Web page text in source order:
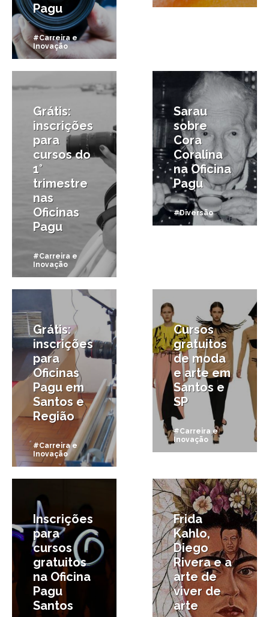
Pagu
#Carreira e
Inovação
18/01/2016
Grátis:
inscrições
para
cursos do
1°
trimestre
nas
Oficinas
Pagu
#Carreira e
Inovação
Sarau
sobre
Cora
Coralina
na Oficina
Pagu
#Diversão
4/04/2015
Grátis:
inscrições
para
Oficinas
Pagu em
Santos e
Região
#Carreira e
Inovação
Cursos
gratuitos
de moda
e arte em
Santos e
SP
#Carreira e
Inovação
15/07/2014
Inscrições
para
cursos
gratuitos
na Oficina
Pagu
Santos
Frida
Kahlo,
Diego
Rivera e a
arte de
viver de
arte